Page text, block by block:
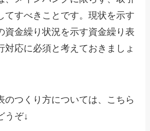
てすべきことです。現状を示す
資金繰り状況を示す資金繰り表
対応に必須と考えておきましょ
のつくり方については、こちら
うぞ↓